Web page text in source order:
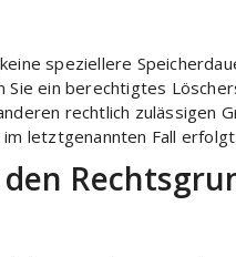
speziellere
ein berechtigtes
rechtlich zulässigen
letztgenannten Fall